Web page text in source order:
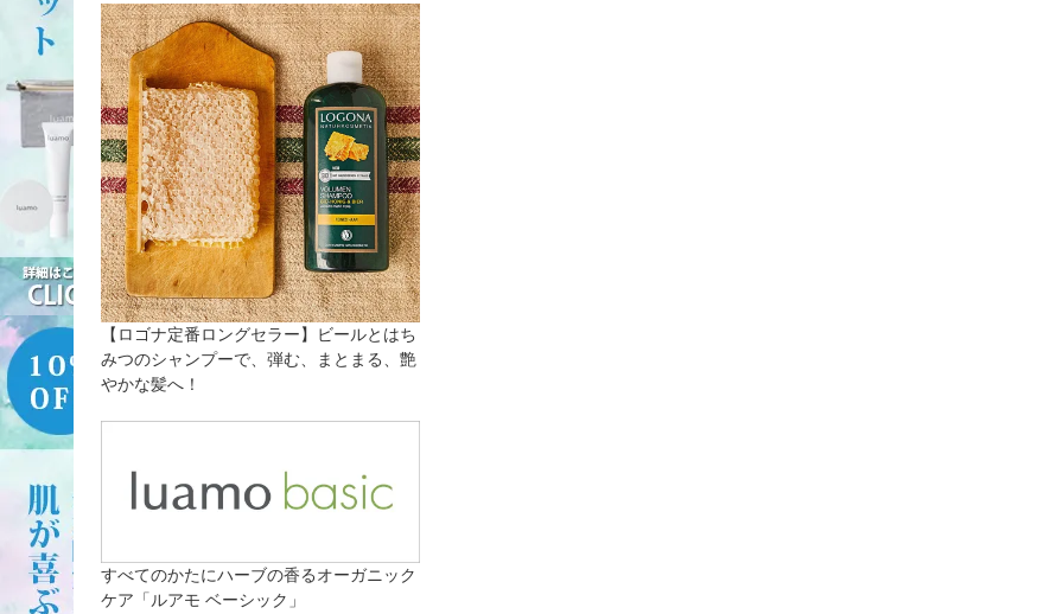
【ロゴナ定番ロングセラー】ビールとはち
みつのシャンプーで、弾む、まとまる、艶
やかな髪へ！
すべてのかたにハーブの香るオーガニック
ケア「ルアモ ベーシック」